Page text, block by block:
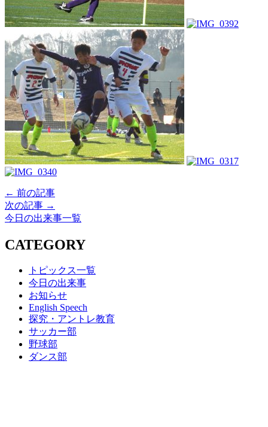
← 前の記事
次の記事 →
今日の出来事一覧
CATEGORY
トピックス一覧
今日の出来事
お知らせ
English Speech
探究・アントレ教育
サッカー部
野球部
ダンス部